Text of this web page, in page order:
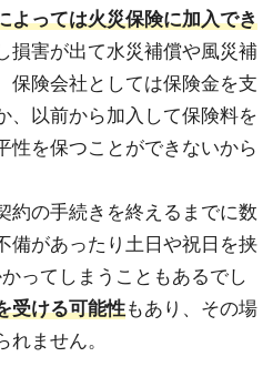
よっては火災保険に加入でき
損害が出て水災補償や風災補
保険会社としては保険金を支
、以前から加入して保険料を
性を保つことができないから
約の手続きを終えるまでに数
備があったり土日や祝日を挟
ってしまうこともあるでし
受ける可能性もあり、その場
ません。